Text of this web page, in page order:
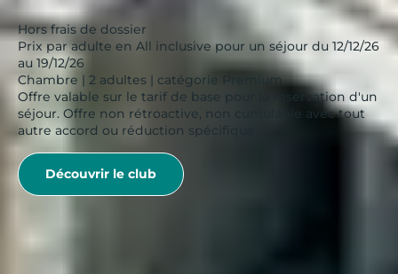
Hors frais de dossier
Prix par adulte en All inclusive pour un séjour du 12/12/26
au 19/12/26
Chambre | 2 adultes | catégorie Premium
Offre valable sur le tarif de base pour la réservation d'un
séjour. Offre non rétroactive, non cumulable avec tout
autre accord ou réduction spécifique.
Découvrir le club